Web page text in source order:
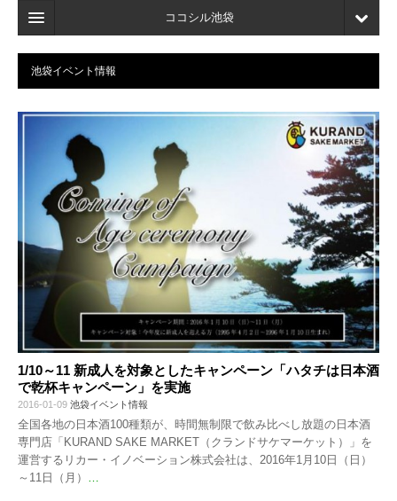
ココシル池袋
ホーム
検索
口コミ
マイページ
ブックマーク
池袋イベント情報
1/10～11 新成人を対象としたキャンペーン「ハタチは日本酒
で乾杯キャンペーン」を実施
2016-01-09 池袋イベント情報
全国各地の日本酒100種類が、時間無制限で飲み比べし放題の日本酒
専門店「KURAND SAKE MARKET（クランドサケマーケット）」を
運営するリカー・イノベーション株式会社は、2016年1月10日（日）
～11日（月） …